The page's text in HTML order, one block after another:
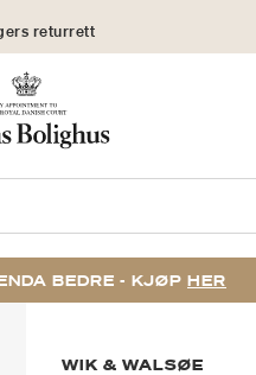
returrett
BEDRE - KJØP HER
WIK & WALSØE